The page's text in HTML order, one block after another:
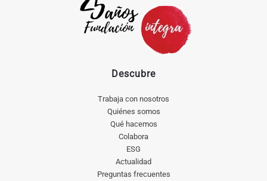
Descubre
Trabaja con nosotros
Quiénes somos
Qué hacemos
Colabora
ESG
Actualidad
Preguntas frecuentes